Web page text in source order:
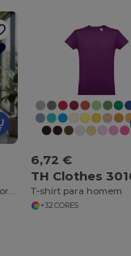
T-shirt para homem em formato tubular em algodão
6,72 €
TH Clothes
T-shirt para homem
+32 CORES